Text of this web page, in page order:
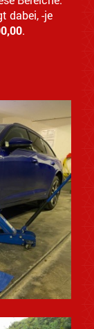
dabei, -je
.